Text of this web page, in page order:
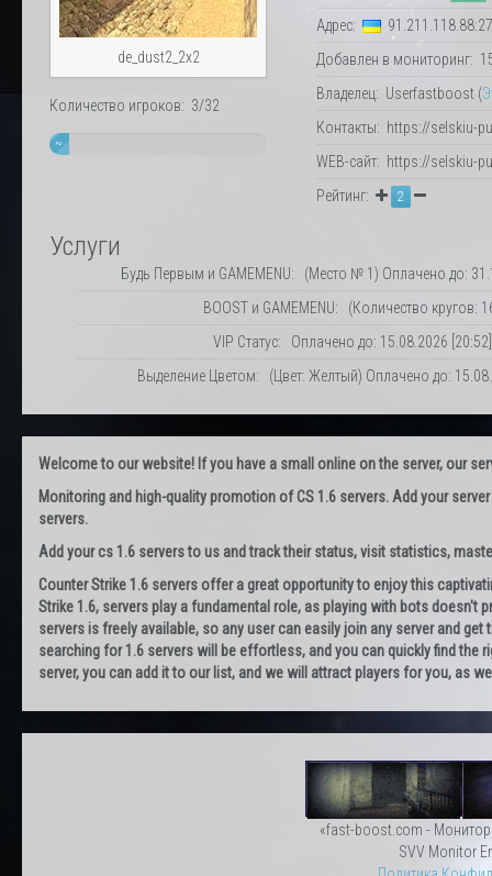
de_dust2_2x2
Количество игроков: 3/32
~
Адрес:
Добавлен в мониторинг:
Владелец: Userfastboost (
Контакты: https://selskiu-
WEB-сайт: https://selskiu-
Рейтинг:
2
Услуги
Будь Первым и GAMEMENU: (Место № 1) Оплачено до:
BOOST и GAMEMENU: (Количество кругов:
VIP Статус: Оплачено до: 15.08.2026 [20:52]
Выделение Цветом: (Цвет: Желтый) Оплачено до:
Welcome to our website! If you have a small online on the server, our
Monitoring and high-quality promotion of CS 1.6 servers. Add your
servers.
Add your cs 1.6 servers to us and track their status, visit statistics,
Counter Strike 1.6 servers offer a great opportunity to enjoy this
Strike 1.6, servers play a fundamental role, as playing with bots
servers is freely available, so any user can easily join any server and
searching for 1.6 servers will be effortless, and you can quickly find
server, you can add it to our list, and we will attract players for you, as
«fast-boost.com -
SVV Monitor